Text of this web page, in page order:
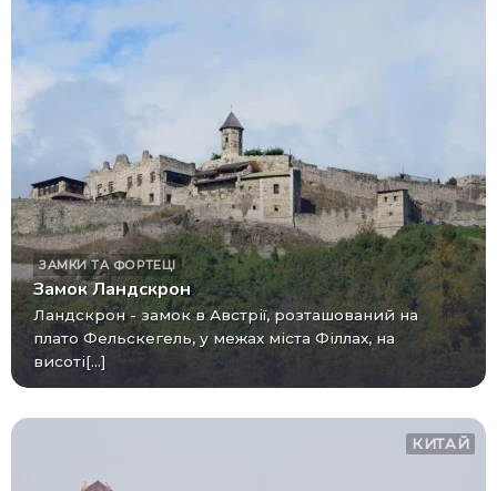
ЗАМКИ ТА ФОРТЕЦІ
Замок Ландскрон
Ландскрон - замок в Австрії, розташований на
плато Фельскегель, у межах міста Філлах, на
висоті[...]
КИТАЙ